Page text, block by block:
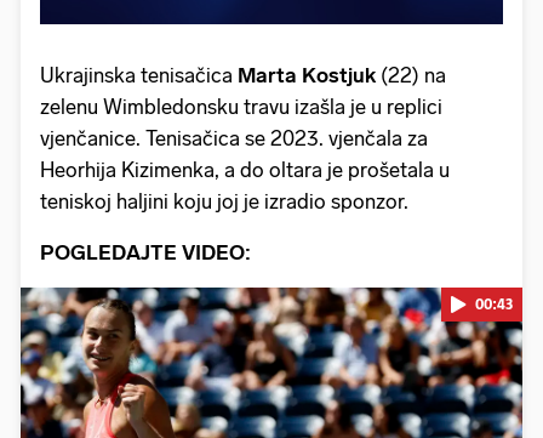
Ukrajinska tenisačica Marta Kostjuk (22) na
zelenu Wimbledonsku travu izašla je u replici
vjenčanice. Tenisačica se 2023. vjenčala za
Heorhija Kizimenka, a do oltara je prošetala u
teniskoj haljini koju joj je izradio sponzor.
POGLEDAJTE VIDEO:
00:43